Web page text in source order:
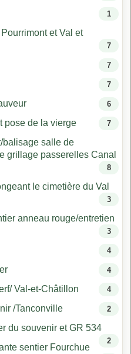
1
et Val et
7
7
7
6
pose de la vierge 7
balisage salle de
grillage passerelles Canal
8
le cimetière du Val
3
anneau rouge/entretien
3
4
4
Val-et-Châtillon 4
/Tanconville 2
du souvenir et GR 534
2
sentier Fourchue